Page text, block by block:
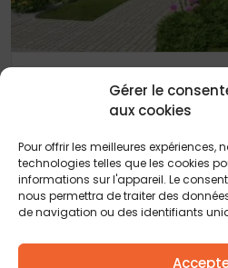
Gérer le
aux cookies
Pour offrir les meilleures expériences,
technologies telles que les cookies
informations sur l'appareil. Le
nous permettra de traiter des
de navigation ou des identifiants
21 MARS 2025
Maison de 90 m² avec